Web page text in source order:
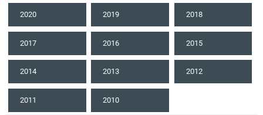
2020 2019 2018
2017 2016 2015
2014 2013 2012
2011 2010